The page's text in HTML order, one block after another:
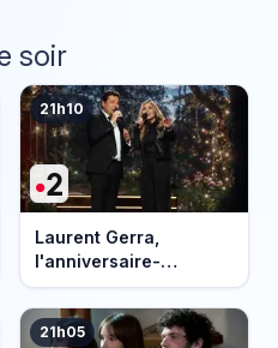
soir
21h10
Laurent Gerra,
l'anniversaire-
événement
21h05